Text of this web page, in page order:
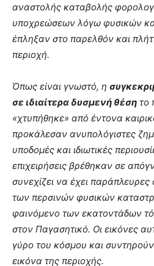
αναστολής καταβολής
υποχρεώσεων λόγω φυσικών
έπληξαν στο παρελθόν και
περιοχή.
Όπως είναι γνωστό, η
σε ιδιαίτερα δυσμενή θέση το
«χτυπήθηκε» από έντονα
προκάλεσαν ανυπολόγιστες
υποδομές και ιδιωτικές
επιχειρήσεις βρέθηκαν σε
συνεχίζει να έχει
των περσινών φυσικών
φαινόμενο των εκατοντάδων
στον Παγασητικό. Οι εικόνες
γύρο του κόσμου και
εικόνα της περιοχής.